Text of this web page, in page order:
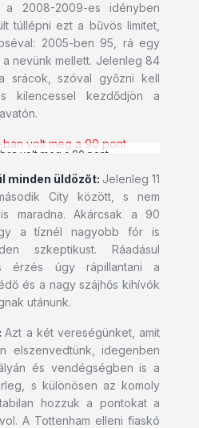
2008-2009-es idényben
túllépni ezt a bűvös limitet,
2005-ben 95, rá egy
nevünk mellett. Jelenleg 84
srácok, szóval győzni kell
kilencessel kezdődjön a
volt meg a 90 pont
minden üldözőt: Jelenleg 11
City között, s nem
maradna. Akárcsak a 90
a tíznél nagyobb fór is
szkeptikust. Ráadásul
érzés úgy rápillantani a
és a nagy szájhős kihívók
utánunk.
Azt a két vereségünket, amit
elszenvedtünk, idegenben
és vendégségben is a
s különösen az komoly
hozzuk a pontokat a
A Tottenham elleni fiaskó